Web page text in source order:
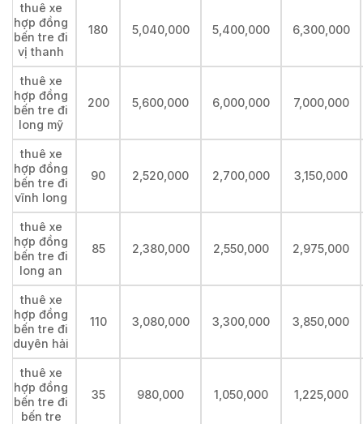
thuê xe
hợp đồng
bến tre đi
vị thanh
180 5,040,000 5,400,000 6,300,000
thuê xe
hợp đồng
bến tre đi
long mỹ
200 5,600,000 6,000,000 7,000,000
thuê xe
hợp đồng
bến tre đi
vĩnh long
90 2,520,000 2,700,000 3,150,000
thuê xe
hợp đồng
bến tre đi
long an
85 2,380,000 2,550,000 2,975,000
thuê xe
hợp đồng
bến tre đi
duyên hải
110 3,080,000 3,300,000 3,850,000
thuê xe
hợp đồng
bến tre đi
bến tre
35 980,000 1,050,000 1,225,000